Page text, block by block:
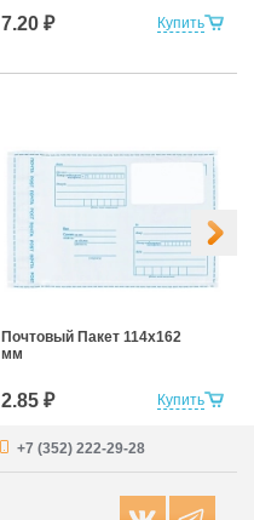
Купить
7.20 ₽
Купить
Почтовый Пакет 114х162
мм
2.85 ₽
+7 (352) 222-29-28